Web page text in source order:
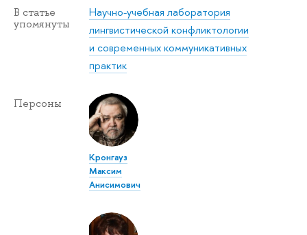
В статье
упомянуты
Научно-учебная лаборатория
лингвистической конфликтологии
и современных коммуникативных
практик
Персоны
Кронгауз
Максим
Анисимович